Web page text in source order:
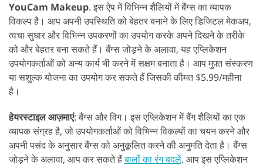
YouCam Makeup. इस ऐप में विभिन्न शैलियों में बैंग्स का व्यापक
विकल्प है। आप अपनी उपस्थिति को बेहतर बनाने के लिए डिजिटल मेकअप,
त्वचा सुधार और विभिन्न उपकरणों का उपयोग करके अपने दिखने के तरीके
को और बेहतर बना सकते हैं। बैंग्स जोड़ने के अलावा, यह एप्लिकेशन
उपयोगकर्ताओं को अन्य कार्य भी करने में सक्षम बनाता है। आप मुफ़्त संस्करण
या सशुल्क योजना का उपयोग कर सकते हैं जिसकी कीमत $5.99/महीना
है।
हेयरस्टाइल आज़माएं: बैंग्स और विग। इस एप्लिकेशन में बैंग शैलियों का एक
व्यापक संग्रह है, जो उपयोगकर्ताओं को विभिन्न विकल्पों का चयन करने और
अपनी पसंद के अनुसार बैंग्स को अनुकूलित करने की अनुमति देता है। बैंग्स
जोड़ने के अलावा, आप कर सकते हैंबालों का रंग बदलें. आप इस एप्लिकेशन